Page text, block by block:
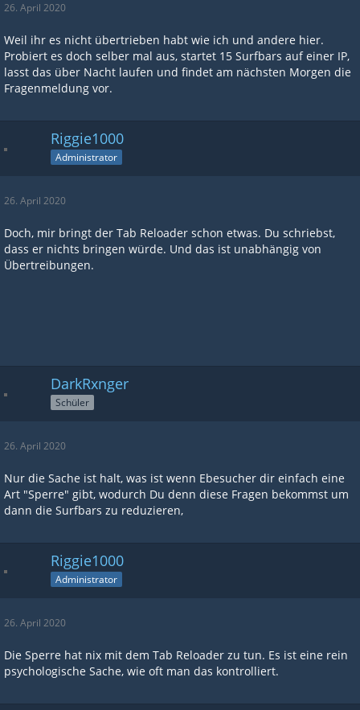
26. April 2020
Weil ihr es nicht übertrieben habt wie ich und andere hier.
Probiert es doch selber mal aus, startet 15 Surfbars auf einer IP,
lasst das über Nacht laufen und findet am nächsten Morgen die
Fragenmeldung vor.
Riggie1000
Administrator
26. April 2020
Doch, mir bringt der Tab Reloader schon etwas. Du schriebst,
dass er nichts bringen würde. Und das ist unabhängig von
Übertreibungen.
DarkRxnger
Schüler
26. April 2020
Nur die Sache ist halt, was ist wenn Ebesucher dir einfach eine
Art "Sperre" gibt, wodurch Du denn diese Fragen bekommst um
dann die Surfbars zu reduzieren,
Riggie1000
Administrator
26. April 2020
Die Sperre hat nix mit dem Tab Reloader zu tun. Es ist eine rein
psychologische Sache, wie oft man das kontrolliert.